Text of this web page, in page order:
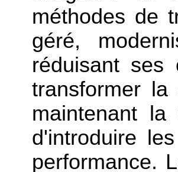
méthodes de
géré,
réduisant ses
transformer
maintenant
d'introduire
performance.